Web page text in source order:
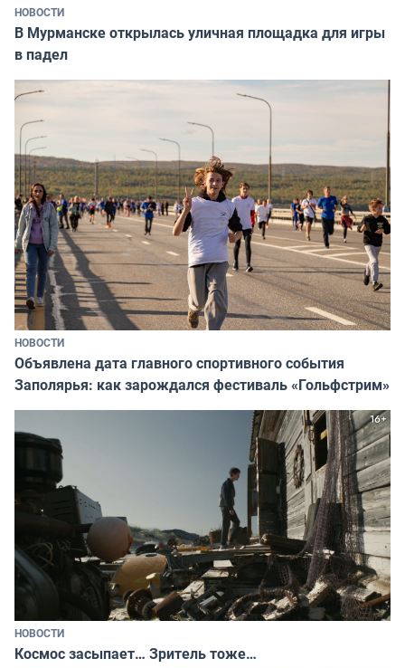
НОВОСТИ
В Мурманске открылась уличная площадка для игры
в падел
НОВОСТИ
Объявлена дата главного спортивного события
Заполярья: как зарождался фестиваль «Гольфстрим»
НОВОСТИ
Космос засыпает… Зритель тоже…